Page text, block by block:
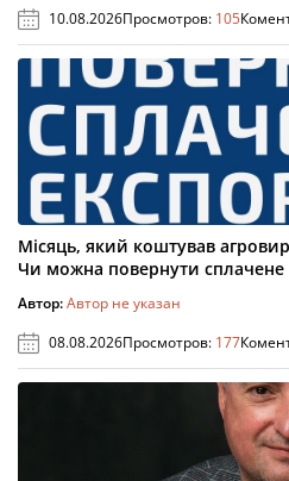
10.08.2026Просмотров: 105
Місяць, який коштував
Чи можна повернути сплачене
Автор:Автор не указан
08.08.2026Просмотров: 177